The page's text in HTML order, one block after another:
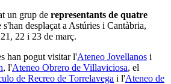
un grup de representants de quatre
s'han desplaçat a Astúries i Cantàbria,
22 i 23 de març.
han pogut visitar l'Ateneo Jovellanos i
, l'Ateneo Obrero de Villaviciosa, el
de Recreo de Torrelavega i l'Ateneo de